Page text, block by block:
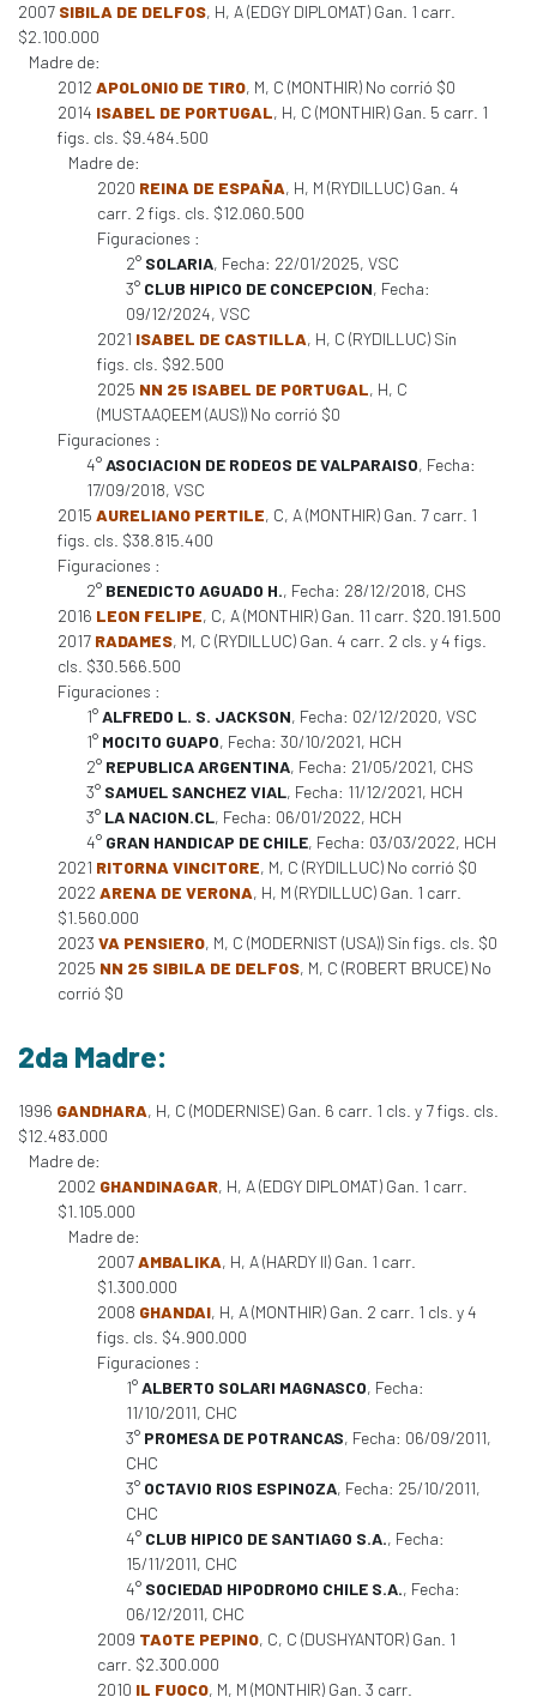
2007 SIBILA DE DELFOS, H, A (EDGY DIPLOMAT) Gan. 1 carr.
$2.100.000
Madre de:
2012 APOLONIO DE TIRO, M, C (MONTHIR) No corrió $0
2014 ISABEL DE PORTUGAL, H, C (MONTHIR) Gan. 5 carr. 1
figs. cls. $9.484.500
Madre de:
2020 REINA DE ESPAÑA, H, M (RYDILLUC) Gan. 4
carr. 2 figs. cls. $12.060.500
Figuraciones :
2° SOLARIA, Fecha: 22/01/2025, VSC
3° CLUB HIPICO DE CONCEPCION, Fecha:
09/12/2024, VSC
2021 ISABEL DE CASTILLA, H, C (RYDILLUC) Sin
figs. cls. $92.500
2025 NN 25 ISABEL DE PORTUGAL, H, C
(MUSTAAQEEM (AUS)) No corrió $0
Figuraciones :
4°ASOCIACION DE RODEOS DE VALPARAISO, Fecha:
17/09/2018, VSC
2015 AURELIANO PERTILE, C, A (MONTHIR) Gan. 7 carr. 1
figs. cls. $38.815.400
Figuraciones :
2° BENEDICTO AGUADO H., Fecha: 28/12/2018, CHS
2016 LEON FELIPE, C, A (MONTHIR) Gan. 11 carr. $20.191.500
2017 RADAMES, M, C (RYDILLUC) Gan. 4 carr. 2 cls. y 4 figs.
cls. $30.566.500
Figuraciones :
1°ALFREDO L. S. JACKSON, Fecha: 02/12/2020, VSC
1° MOCITO GUAPO, Fecha: 30/10/2021, HCH
2° REPUBLICA ARGENTINA, Fecha: 21/05/2021, CHS
3° SAMUEL SANCHEZ VIAL, Fecha: 11/12/2021, HCH
3° LA NACION.CL, Fecha: 06/01/2022, HCH
4° GRAN HANDICAP DE CHILE, Fecha: 03/03/2022, HCH
2021 RITORNA VINCITORE, M, C (RYDILLUC) No corrió $0
2022 ARENA DE VERONA, H, M (RYDILLUC) Gan. 1 carr.
$1.560.000
2023 VA PENSIERO, M, C (MODERNIST (USA)) Sin figs. cls. $0
2025 NN 25 SIBILA DE DELFOS, M, C (ROBERT BRUCE) No
corrió $0
2da Madre:
1996 GANDHARA, H, C (MODERNISE) Gan. 6 carr. 1 cls. y 7 figs. cls.
$12.483.000
Madre de:
2002 GHANDINAGAR, H, A (EDGY DIPLOMAT) Gan. 1 carr.
$1.105.000
Madre de:
2007AMBALIKA, H, A (HARDY II) Gan. 1 carr.
$1.300.000
2008 GHANDAI, H, A (MONTHIR) Gan. 2 carr. 1 cls. y 4
figs. cls. $4.900.000
Figuraciones :
1°ALBERTO SOLARI MAGNASCO, Fecha:
11/10/2011, CHC
3° PROMESA DE POTRANCAS, Fecha: 06/09/2011,
CHC
3° OCTAVIO RIOS ESPINOZA, Fecha: 25/10/2011,
CHC
4° CLUB HIPICO DE SANTIAGO S.A., Fecha:
15/11/2011, CHC
4° SOCIEDAD HIPODROMO CHILE S.A., Fecha:
06/12/2011, CHC
2009 TAOTE PEPINO, C, C (DUSHYANTOR) Gan. 1
carr. $2.300.000
2010 IL FUOCO, M, M (MONTHIR) Gan. 3 carr.